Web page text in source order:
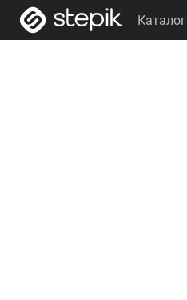
Каталог